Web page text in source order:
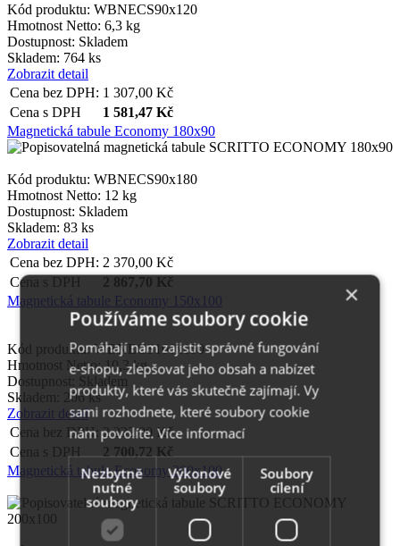
Kód produktu: WBNECS90x120
Hmotnost Netto: 6,3 kg
Dostupnost: Skladem
Skladem: 764 ks
Zobrazit detail
Cena bez DPH: 1 307,00 Kč
Cena s DPH
1 581,47 Kč
Magnetická tabule Economy 180x90
Kód produktu: WBNECS90x180
Hmotnost Netto: 12 kg
Dostupnost: Skladem
Skladem: 83 ks
Zobrazit detail
Cena bez DPH: 2 370,00 Kč
Cena s DPH
2 867,70 Kč
Magnetická tabule Economy 150x100
Kód produktu: WBNECS100x150
Hmotnost Netto:10,3 kg
Dostupnost:
Skladem
Skladem: 206 ks
Zobrazit detail
Cena bez DPH: 2 232,00 Kč
Cena s DPH
2 700,72 Kč
Magnetická tabule Economy 200x100
×
Používáme soubory cookie
Pomáhají nám zajistit správné fungování
e-shopu, zlepšovat jeho obsah a nabízet
produkty, které vás skutečně zajímají. Vy
sami rozhodnete, které soubory cookie
nám povolíte.Více informací
Nezbytně
nutné
soubory
Výkonové
soubory
Soubory
cílení